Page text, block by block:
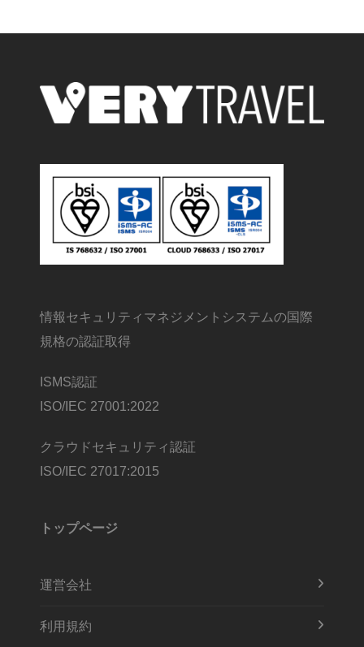
情報セキュリティマネジメントシステムの国際
規格の認証取得
ISMS認証
ISO/IEC 27001:2022
クラウドセキュリティ認証
ISO/IEC 27017:2015
トップページ
運営会社
利用規約